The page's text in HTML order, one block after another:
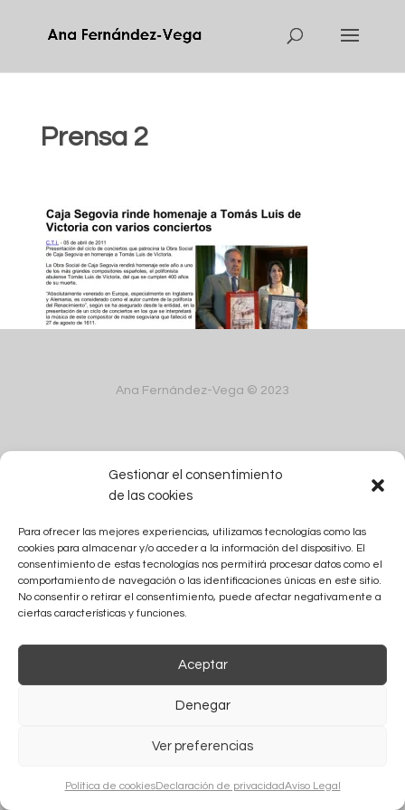
Gestionar el consentimiento
de las cookies
Para ofrecer las mejores experiencias, utilizamos tecnologías como las
cookies para almacenar y/o acceder a la información del dispositivo. El
consentimiento de estas tecnologías nos permitirá procesar datos como el
comportamiento de navegación o las identificaciones únicas en este sitio.
No consentir o retirar el consentimiento, puede afectar negativamente a
ciertas características y funciones.
Aceptar
Denegar
Ver preferencias
Política de cookiesDeclaración de privacidadAviso Legal
Prensa 2
Ana Fernández-Vega © 2023